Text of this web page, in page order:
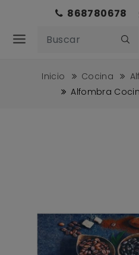
868780678
Inicio Cocina
Alfombra